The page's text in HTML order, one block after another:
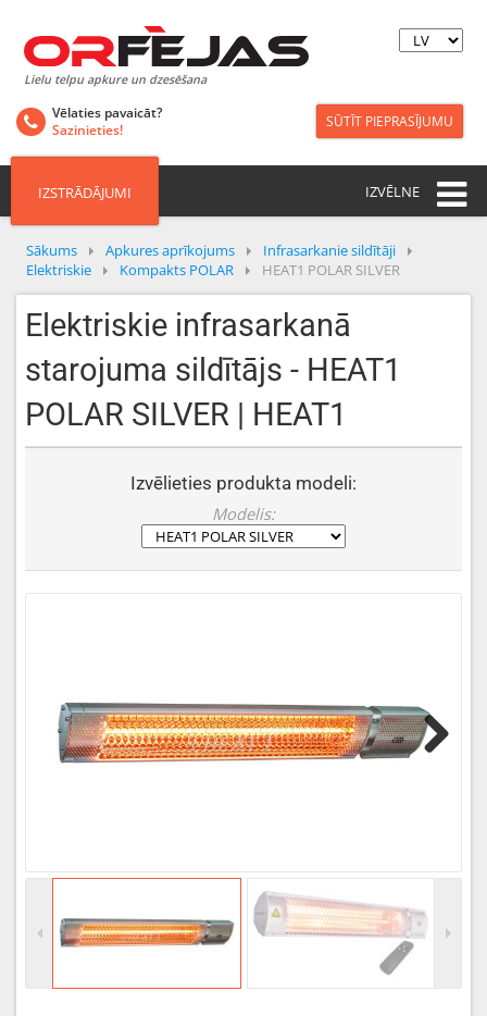
Lielu telpu apkure un dzesēšana
Vēlaties pavaicāt?
Sazinieties!
SŪTĪT PIEPRASĪJUMU
IZSTRĀDĀJUMI IZVĒLNE
Sākums Apkures aprīkojums
Infrasarkanie sildītāji
Elektriskie
Kompakts POLAR HEAT1 POLAR SILVER
Elektriskie infrasarkanā
starojuma sildītājs - HEAT1
POLAR SILVER | HEAT1
Izvēlieties produkta modeli:
Modelis: